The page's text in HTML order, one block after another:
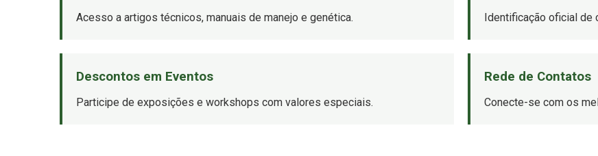
Acesso a artigos técnicos, manuais de manejo e genética. Identificação oficial de
Descontos em Eventos
Participe de exposições e workshops com valores especiais.
Rede de Contatos
Conecte-se com os